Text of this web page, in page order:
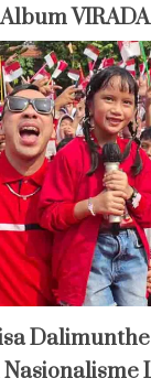
VIRADA